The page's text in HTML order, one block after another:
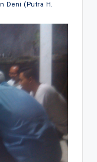
Deni (Putra H.